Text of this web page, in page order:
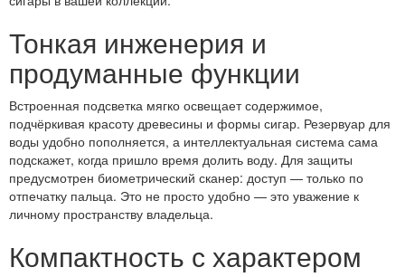
Тонкая инженерия и
продуманные функции
Встроенная подсветка мягко освещает содержимое,
подчёркивая красоту древесины и формы сигар. Резервуар для
воды удобно пополняется, а интеллектуальная система сама
подскажет, когда пришло время долить воду. Для защиты
предусмотрен биометрический сканер: доступ — только по
отпечатку пальца. Это не просто удобно — это уважение к
личному пространству владельца.
Компактность с характером